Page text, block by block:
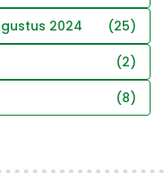
2024
(25)
(2)
(8)